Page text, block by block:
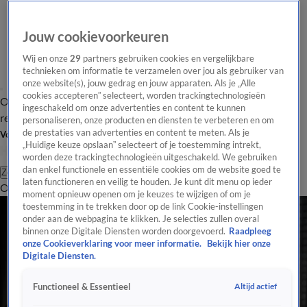
Overzicht Laatste nieuws Regionieuws Het beste van Hart
Tip de
redactie
Volg Hart van Nederland
Zoeken
OverzichtRegioUitzendingenWeerTip de redactiePanelVideo's
Jouw cookievoorkeuren
Wij en onze29 partners gebruiken cookies en vergelijkbare
technieken om informatie te verzamelen over jou als gebruiker van
onze website(s), jouw gedrag en jouw apparaten. Als je „Alle
cookies accepteren” selecteert, worden trackingtechnologieën
ingeschakeld om onze advertenties en content te kunnen
personaliseren, onze producten en diensten te verbeteren en om
de prestaties van advertenties en content te meten. Als je
„Huidige keuze opslaan” selecteert of je toestemming intrekt,
worden deze trackingtechnologieën uitgeschakeld. We gebruiken
dan enkel functionele en essentiële cookies om de website goed te
laten functioneren en veilig te houden. Je kunt dit menu op ieder
moment opnieuw openen om je keuzes te wijzigen of om je
toestemming in te trekken door op de link Cookie-instellingen
onder aan de webpagina te klikken. Je selecties zullen overal
binnen onze Digitale Diensten worden doorgevoerd. Raadpleeg
onze Cookieverklaring voor meer informatie.
Bekijk hier onze
Digitale Diensten.
Functioneel & Essentieel Altijd actief